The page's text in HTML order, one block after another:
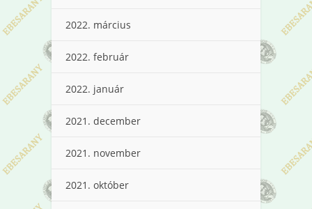
2022. március
2022. február
2022. január
2021. december
2021. november
2021. október